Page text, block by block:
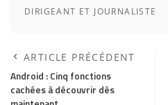
DIRIGEANT ET JOURNALISTE
ARTICLE PRÉCÉDENT
Android : Cinq fonctions
cachées à découvrir dès